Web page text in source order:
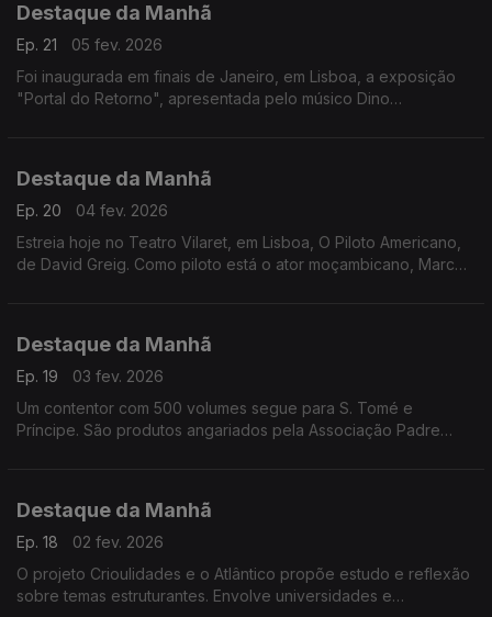
Destaque da Manhã
Ep. 21
05 fev. 2026
Foi inaugurada em finais de Janeiro, em Lisboa, a exposição
"Portal do Retorno", apresentada pelo músico Dino
Destaque da Manhã
Ep. 20
04 fev. 2026
Estreia hoje no Teatro Vilaret, em Lisboa, O Piloto Americano,
de David Greig. Como piloto está o ator moçambicano, Marco
Destaque da Manhã
Ep. 19
03 fev. 2026
Um contentor com 500 volumes segue para S. Tomé e
Príncipe. São produtos angariados pela Associação Padre
Destaque da Manhã
Ep. 18
02 fev. 2026
O projeto Crioulidades e o Atlântico propõe estudo e reflexão
sobre temas estruturantes. Envolve universidades e